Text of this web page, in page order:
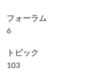
フォーラム
6
トピック
103